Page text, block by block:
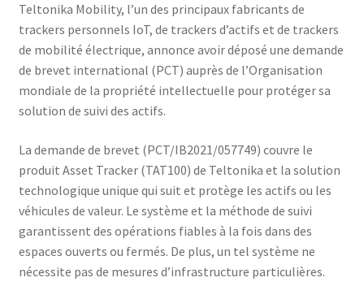
Teltonika Mobility, l’un des principaux fabricants de
trackers personnels IoT, de trackers d’actifs et de trackers
de mobilité électrique, annonce avoir déposé une demande
de brevet international (PCT) auprès de l’Organisation
mondiale de la propriété intellectuelle pour protéger sa
solution de suivi des actifs.
La demande de brevet (PCT/IB2021/057749) couvre le
produit Asset Tracker (TAT100) de Teltonika et la solution
technologique unique qui suit et protège les actifs ou les
véhicules de valeur. Le système et la méthode de suivi
garantissent des opérations fiables à la fois dans des
espaces ouverts ou fermés. De plus, un tel système ne
nécessite pas de mesures d’infrastructure particulières.